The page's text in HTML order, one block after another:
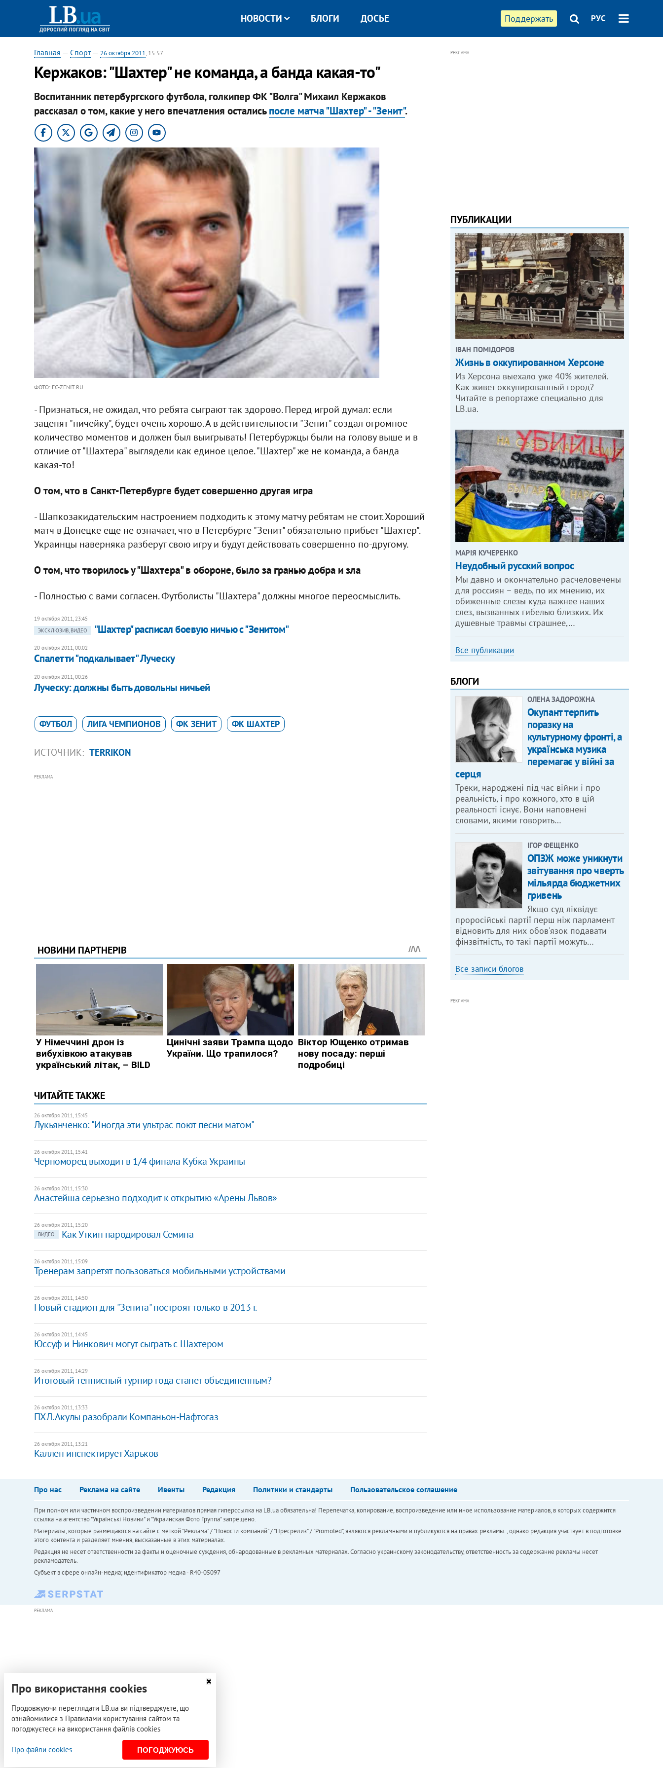
Поддержать РУС
НОВОСТИ БЛОГИ ДОСЬЕ
Главная — Спорт— 26 октября 2011, 15:57
​Кержаков: "Шахтер" не команда, а банда какая-то"
Воспитанник петербургского футбола, голкипер ФК "Волга" Михаил Кержаков
рассказал о том, какие у него впечатления осталисьпосле матча "Шахтер" - "Зенит".
ФОТО: FC-ZENIT.RU
- Признаться, не ожидал, что ребята сыграют так здорово. Перед игрой думал: если
зацепят "ничейку", будет очень хорошо. А в действительности "Зенит" создал огромное
количество моментов и должен был выигрывать! Петербуржцы были на голову выше и в
отличие от "Шахтера" выглядели как единое целое. "Шахтер" же не команда, а банда
какая-то!
О том, что в Санкт-Петербурге будет совершенно другая игра
- Шапкозакидательским настроением подходить к этому матчу ребятам не стоит. Хороший
матч в Донецке еще не означает, что в Петербурге "Зенит" обязательно прибьет "Шахтер".
Украинцы наверняка разберут свою игру и будут действовать совершенно по-другому.
О том, что творилось у "Шахтера" в обороне, было за гранью добра и зла
- Полностью с вами согласен. Футболисты "Шахтера" должны многое переосмыслить.
19 октября 2011, 23:45
ЭКСКЛЮЗИВ, ВИДЕО
"Шахтер" расписал боевую ничью с "Зенитом"
20 октября 2011, 00:02
Спалетти "подкалывает" Луческу
20 октября 2011, 00:26
Луческу: должны быть довольны ничьей
ФУТБОЛ ЛИГА ЧЕМПИОНОВ ФК ЗЕНИТ ФК ШАХТЕР
ИСТОЧНИК: TERRIKON
РЕКЛАМА
ЧИТАЙТЕ ТАКЖЕ
26 октября 2011, 15:45
Лукьянченко: "Иногда эти ультрас поют песни матом"
26 октября 2011, 15:41
Черноморец выходит в 1/4 финала Кубка Украины
26 октября 2011, 15:30
Анастейша серьезно подходит к открытию «Арены Львов»
26 октября 2011, 15:20
ВИДЕО
Как Уткин пародировал Семина
26 октября 2011, 15:09
Тренерам запретят пользоваться мобильными устройствами
26 октября 2011, 14:50
Новый стадион для "Зенита" построят только в 2013 г.
26 октября 2011, 14:45
Юссуф и Нинкович могут сыграть с Шахтером
26 октября 2011, 14:29
Итоговый теннисный турнир года станет объединенным?
26 октября 2011, 13:33
​ПХЛ. Акулы разобрали Компаньон-Нафтогаз
26 октября 2011, 13:21
Каллен инспектирует Харьков
РЕКЛАМА
ПУБЛИКАЦИИ
ІВАН ПОМІДОРОВ
Жизнь в оккупированном Херсоне
Из Херсона выехало уже 40% жителей.
Как живет оккупированный город?
Читайте в репортаже специально для
LB.ua.
МАРІЯ КУЧЕРЕНКО
​Неудобный русский вопрос
Мы давно и окончательно расчеловечены
для россиян – ведь, по их мнению, их
обиженные слезы куда важнее наших
слез, вызванных гибелью близких. Их
душевные травмы страшнее,…
Все публикации
БЛОГИ
ОЛЕНА ЗАДОРОЖНА
Окупант терпить
поразку на
культурному фронті, а
українська музика
перемагає у війні за
серця
Треки, народжені під час війни і про
реальність, і про кожного, хто в цій
реальності існує. Вони наповнені
словами, якими говорить…
ІГОР ФЕЩЕНКО
ОПЗЖ може уникнути
звітування про чверть
мільярда бюджетних
гривень
Якщо суд ліквідує
проросійські партії перш ніж парламент
відновить для них обов'язок подавати
фінзвітність, то такі партії можуть…
Все записи блогов
РЕКЛАМА
Про нас Реклама на сайте Ивенты Редакция Политики и стандарты Пользовательское соглашение
При полном или частичном воспроизведении материалов прямая гиперссылка на LB.ua обязательна! Перепечатка, копирование, воспроизведение или иное использование материалов, в которых содержится
ссылка на агентство "Українськi Новини" и "Украинская Фото Группа" запрещено.
Материалы, которые размещаются на сайте с меткой "Реклама" / "Новости компаний" / "Пресрелиз" / "Promoted", являются рекламными и публикуются на правах рекламы. , однако редакция участвует в подготовке
этого контента и разделяет мнения, высказанные в этих материалах.
Редакция не несет ответственности за факты и оценочные суждения, обнародованные в рекламных материалах. Согласно украинскому законодательству, ответственность за содержание рекламы несет
рекламодатель.
Субъект в сфере онлайн-медиа; идентификатор медиа - R40-05097
РЕКЛАМА
Про використання cookies
Продовжуючи переглядати LB.ua ви підтверджуєте, що
ознайомилися з Правилами користування сайтом та
погоджуєтеся на використання файлів cookies
Про файли cookies ПОГОДЖУЮСЬ